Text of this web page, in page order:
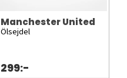
Manchester United
Ölsejdel
299:-